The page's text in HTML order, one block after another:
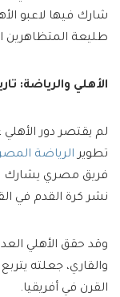
شارك فيها لاعبو
طليعة المتظاهرين
الأهلي والرياضة:
لم يقتصر دور
تطوير الرياضة
فريق مصري يشارك في
نشر كرة القدم في
وقد حقق الأهلي
والقاري، جعلته
القرن في أفريقيا.